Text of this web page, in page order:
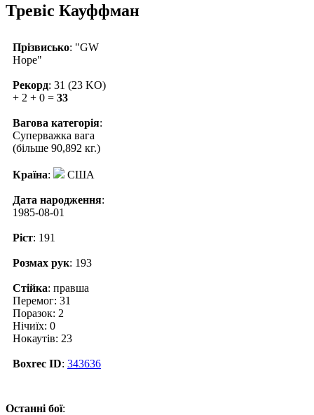
Тревіс Кауффман
Прізвисько: "GW
Hope"
Рекорд: 31 (23 KO)
+ 2 + 0 = 33
Вагова категорія:
Суперважка вага
(більше 90,892 кг.)
Країна: США
Дата народження:
1985-08-01
Ріст: 191
Розмах рук: 193
Стійка: правша
Перемог: 31
Поразок: 2
Нічиїх: 0
Нокаутів: 23
Boxrec ID: 343636
Останні бої: